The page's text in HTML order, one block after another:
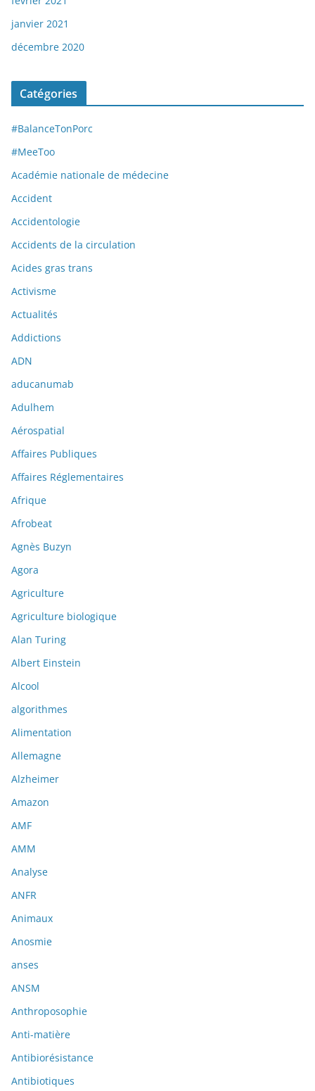
janvier 2021
décembre 2020
Catégories
#BalanceTonPorc
#MeeToo
Académie nationale de médecine
Accident
Accidentologie
Accidents de la circulation
Acides gras trans
Activisme
Actualités
Addictions
ADN
aducanumab
Adulhem
Aérospatial
Affaires Publiques
Affaires Réglementaires
Afrique
Afrobeat
Agnès Buzyn
Agora
Agriculture
Agriculture biologique
Alan Turing
Albert Einstein
Alcool
algorithmes
Alimentation
Allemagne
Alzheimer
Amazon
AMF
AMM
Analyse
ANFR
Animaux
Anosmie
anses
ANSM
Anthroposophie
Anti-matière
Antibiorésistance
Antibiotiques